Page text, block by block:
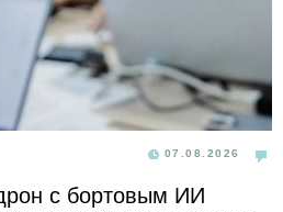
07.08.2026
с бортовым ИИ